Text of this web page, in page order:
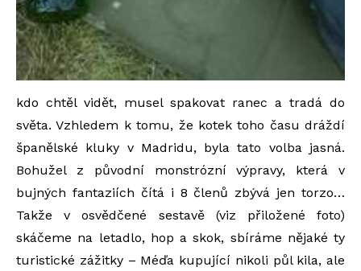
kdo chtěl vidět, musel spakovat ranec a tradá do
světa. Vzhledem k tomu, že kotek toho času dráždí
španělské kluky v Madridu, byla tato volba jasná.
Bohužel z původní monstrózní výpravy, která v
bujných fantaziích čítá i 8 členů zbývá jen torzo…
Takže v osvědčené sestavě (viz přiložené foto)
skáčeme na letadlo, hop a skok, sbíráme nějaké ty
turistické zážitky – Méďa kupující nikoli půl kila, ale